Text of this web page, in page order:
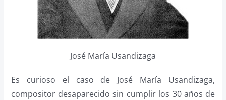
José María Usandizaga
Es curioso el caso de José María Usandizaga,
compositor desaparecido sin cumplir los 30 años de